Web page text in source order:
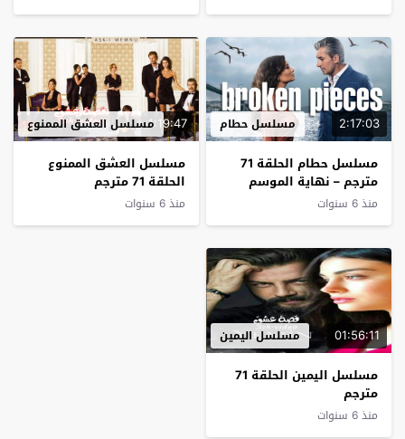
2:17:03 مسلسل حطام
مسلسل حطام الحلقة 71
مترجم – نهاية الموسم
منذ 6 سنوات
1:19:47مسلسل العشق الممنوع
مسلسل العشق الممنوع
الحلقة 71 مترجم
منذ 6 سنوات
01:56:11 مسلسل اليمين
مسلسل اليمين الحلقة 71
مترجم
منذ 6 سنوات